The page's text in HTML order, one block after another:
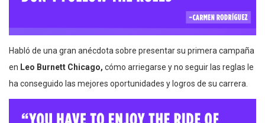
Habló de una gran anécdota sobre presentar su primera campaña
en Leo Burnett Chicago, cómo arriegarse y no seguir las reglas le
ha conseguido las mejores oportunidades y logros de su carrera.